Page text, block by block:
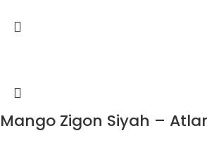
Mango Zigon Siyah –